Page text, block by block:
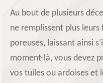
Au bout de plusieurs
ne remplissent plus
poreuses, laissant ainsi
moment-là, vous devez
vos tuiles ou ardoises et